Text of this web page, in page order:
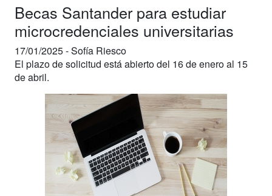
Becas Santander para estudiar
microcredenciales universitarias
17/01/2025 -Sofía Riesco
El plazo de solicitud está abierto del 16 de enero al 15
de abril.